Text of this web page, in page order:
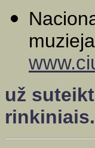
už
rinkiniais.